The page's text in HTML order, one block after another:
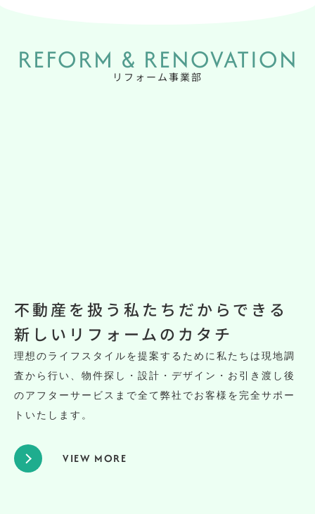
REFORM & RENOVATION
リフォーム事業部
不動産を扱う私たちだからできる
新しいリフォームのカタチ
理想のライフスタイルを提案するために私たちは現地調
査から行い、物件探し・設計・デザイン・お引き渡し後
のアフターサービスまで全て弊社でお客様を完全サポー
トいたします。
VIEW MORE